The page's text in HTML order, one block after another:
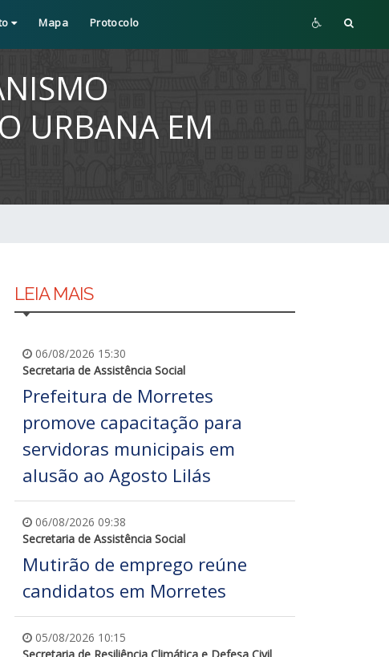
Mapa Protocolo
URBANA EM
LEIA MAIS
06/08/2026 15:30
Secretaria de Assistência Social
Prefeitura de Morretes
promove capacitação para
servidoras municipais em
alusão ao Agosto Lilás
06/08/2026 09:38
Secretaria de Assistência Social
Mutirão de emprego reúne
candidatos em Morretes
05/08/2026 10:15
Secretaria de Resiliência Climática e Defesa Civil